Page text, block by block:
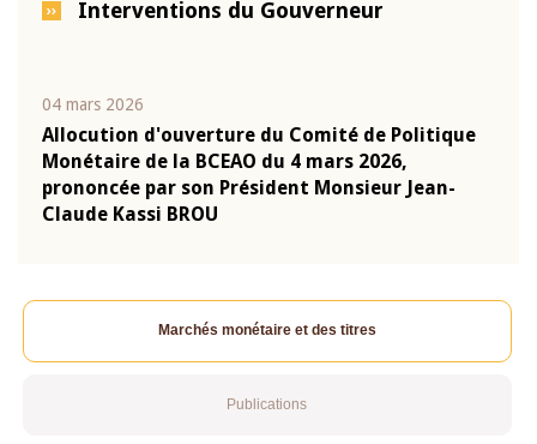
Interventions du Gouverneur
04 mars 2026
Allocution d'ouverture du Comité de Politique
Monétaire de la BCEAO du 4 mars 2026,
prononcée par son Président Monsieur Jean-
Claude Kassi BROU
Marchés monétaire et des titres
Publications